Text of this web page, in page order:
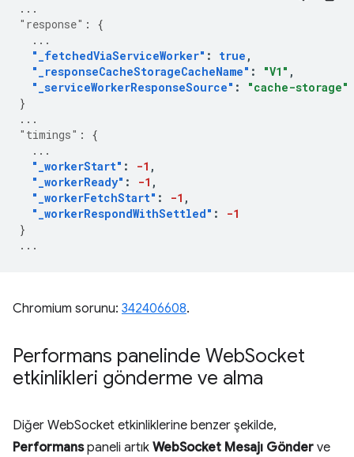
...
"response" :
{
...
"_fetchedViaServiceWorker" : true ,
"_responseCacheStorageCacheName" : "V1" ,
"_serviceWorkerResponseSource" :
"cache-storage"
}
...
"timings" :
{
...
"_workerStart" : -1 ,
"_workerReady" : -1 ,
"_workerFetchStart" : -1 ,
"_workerRespondWithSettled" :
-1
}
...
Chromium sorunu: 342406608.
Performans panelinde WebSocket
etkinlikleri gönderme ve alma
Diğer WebSocket etkinliklerine benzer şekilde,
Performanspaneli artık WebSocket Mesajı Gönder ve